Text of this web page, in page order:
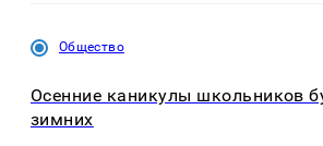
Общество
Осенние каникулы школьников
зимних